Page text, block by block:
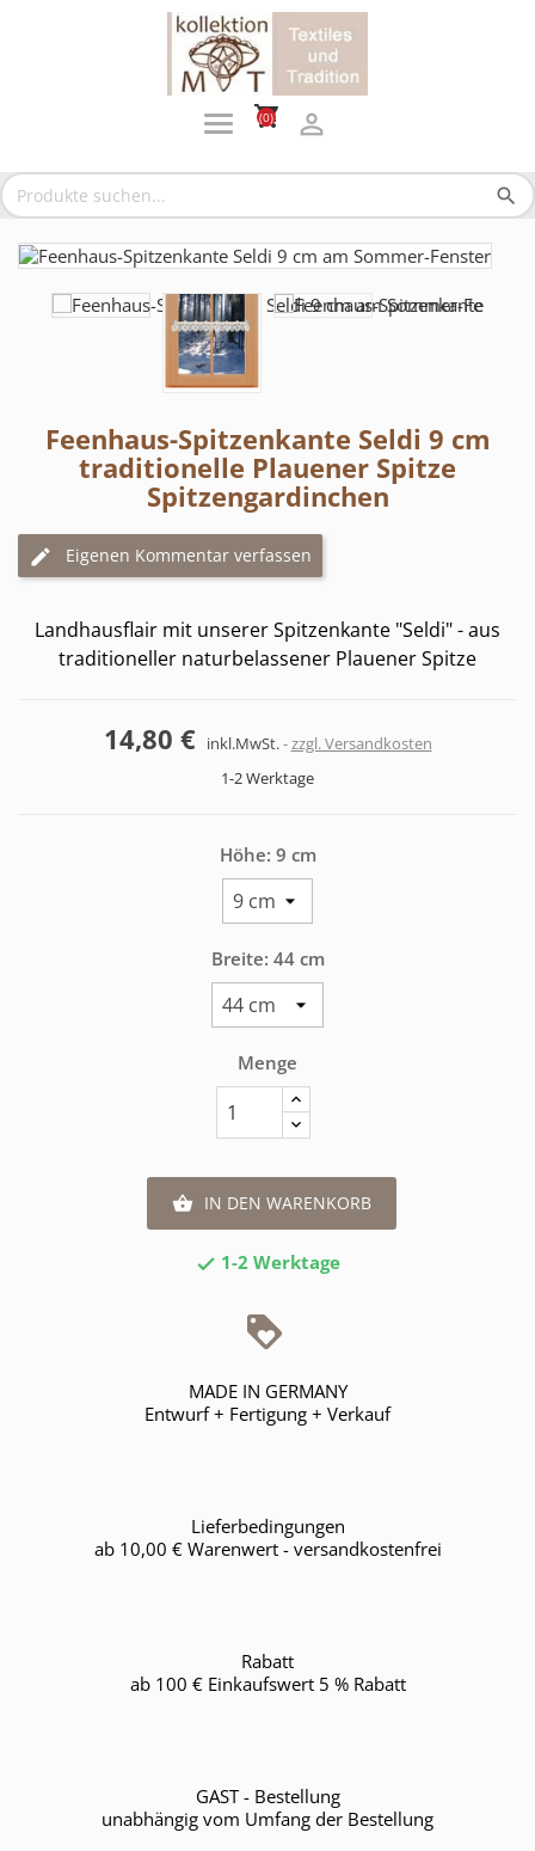
shopping_cart
(0) 
search
Feenhaus-Spitzenkante Seldi 9 cm
traditionelle Plauener Spitze
Spitzengardinchen
Eigenen Kommentar verfassen
Landhausflair mit unserer Spitzenkante "Seldi" - aus
traditioneller naturbelassener Plauener Spitze
14,80 € inkl.MwSt. zzgl. Versandkosten
1-2 Werktage
Höhe: 9 cm
Breite: 44 cm
Menge
 IN DEN WARENKORB
 1-2 Werktage
MADE IN GERMANY
Entwurf + Fertigung + Verkauf
Lieferbedingungen
ab 10,00 € Warenwert - versandkostenfrei
Rabatt
ab 100 € Einkaufswert 5 % Rabatt
GAST - Bestellung
unabhängig vom Umfang der Bestellung